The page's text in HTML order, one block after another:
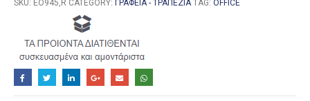
SKU: ΕΟ945,R CATEGORY: ΓΡΑΦΕΊΑ - ΤΡΑΠΈΖΙΑ TAG: OFFICE